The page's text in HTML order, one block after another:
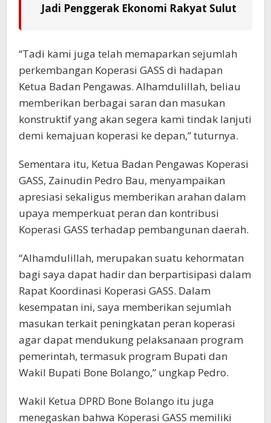
Jadi Penggerak Ekonomi Rakyat Sulut
“Tadi kami juga telah memaparkan sejumlah
perkembangan Koperasi GASS di hadapan
Ketua Badan Pengawas. Alhamdulillah, beliau
memberikan berbagai saran dan masukan
konstruktif yang akan segera kami tindak lanjuti
demi kemajuan koperasi ke depan,” tuturnya.
Sementara itu, Ketua Badan Pengawas Koperasi
GASS, Zainudin Pedro Bau, menyampaikan
apresiasi sekaligus memberikan arahan dalam
upaya memperkuat peran dan kontribusi
Koperasi GASS terhadap pembangunan daerah.
“Alhamdulillah, merupakan suatu kehormatan
bagi saya dapat hadir dan berpartisipasi dalam
Rapat Koordinasi Koperasi GASS. Dalam
kesempatan ini, saya memberikan sejumlah
masukan terkait peningkatan peran koperasi
agar dapat mendukung pelaksanaan program
pemerintah, termasuk program Bupati dan
Wakil Bupati Bone Bolango,” ungkap Pedro.
Wakil Ketua DPRD Bone Bolango itu juga
menegaskan bahwa Koperasi GASS memiliki